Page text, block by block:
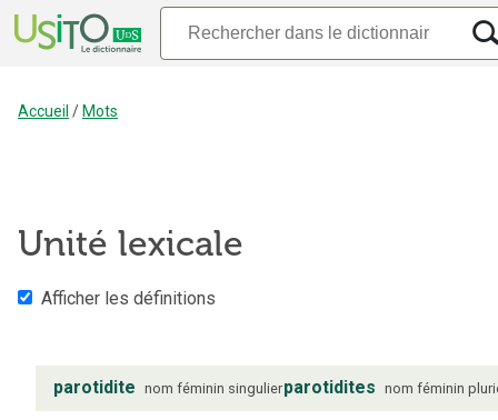
Accueil / Mots
Unité lexicale
Afficher les définitions
parotidite nom féminin singulierparotidites nom féminin